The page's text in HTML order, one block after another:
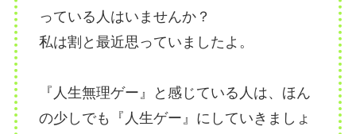
っている人はいませんか？
私は割と最近思っていましたよ。
『人生無理ゲー』と感じている人は、ほん
の少しでも『人生ゲー』にしていきましょ